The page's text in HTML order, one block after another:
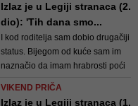
svjetlo. Kroz staklene zidove
posjetitelji mogu promatrati
iskapanja na djelu – i zamišljati
kako je nekoć bilo carevima na
putu do Kol...
Izlaz je u Legiji stranaca (2.
dio): 'Tih dana smo...
I kod roditelja sam dobio drugačiji
status. Bijegom od kuće sam im
naznačio da imam hrabrosti poći
svojim putem, odvažiti se na to,
VIKEND PRIČA
Izlaz je u Legiji stranaca (1.